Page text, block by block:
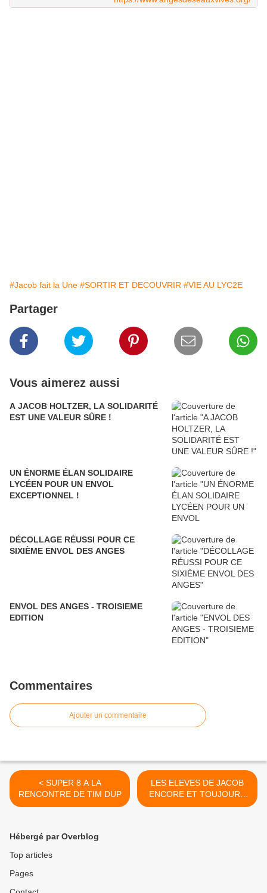
#Jacob fait la Une #SORTIR ET DECOUVRIR #VIE AU LYC2E
Partager
Vous aimerez aussi
A JACOB HOLTZER, LA SOLIDARITÉ
EST UNE VALEUR SÛRE !
UN ÉNORME ÉLAN SOLIDAIRE
LYCÉEN POUR UN ENVOL
EXCEPTIONNEL !
DÉCOLLAGE RÉUSSI POUR CE
SIXIÈME ENVOL DES ANGES
ENVOL DES ANGES - TROISIEME
EDITION
Commentaires
Ajouter un commentaire
< SUPER 8 A LA
RENCONTRE DE TIM DUP
LES ELEVES DE JACOB
ENCORE ET TOUJOURS
SOLIDAIRES DE L'ENVOL
Hébergé par Overblog
Top articles
Pages